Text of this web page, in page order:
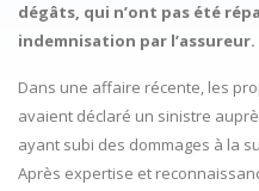
dégâts, qui n’ont pas été
indemnisation par l’assureur.
Dans une affaire récente, les
avaient déclaré un sinistre
ayant subi des dommages à la
Après expertise et